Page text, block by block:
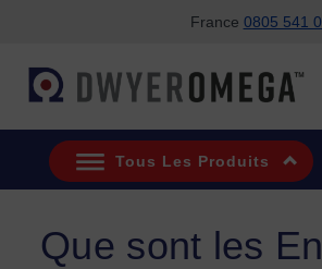
France 0805 541
Tous Les Produits
Que sont les